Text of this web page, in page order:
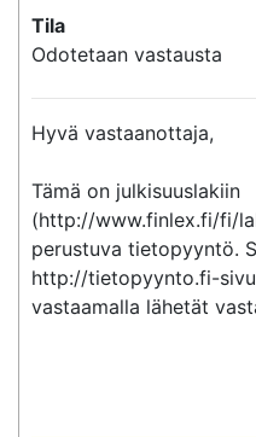
Tila
Odotetaan vastausta
Hyvä vastaanottaja,
Tämä on julkisuuslakiin
(http://www.finlex.fi/fi/
perustuva tietopyyntö.
http://tietopyynto.fi-
vastaamalla lähetät